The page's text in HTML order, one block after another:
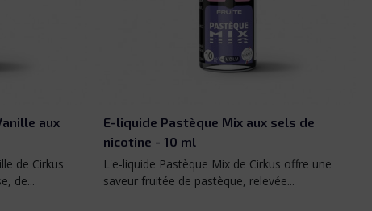
de
offre une
E-liquide Mangue Framboise aux sels
de nicotine - 10 ml
L'e-liquide Mangue Framboise aux sels de
nicotine de la gamme Cirkus est un duo...